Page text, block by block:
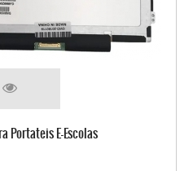
Portateis E-Escolas